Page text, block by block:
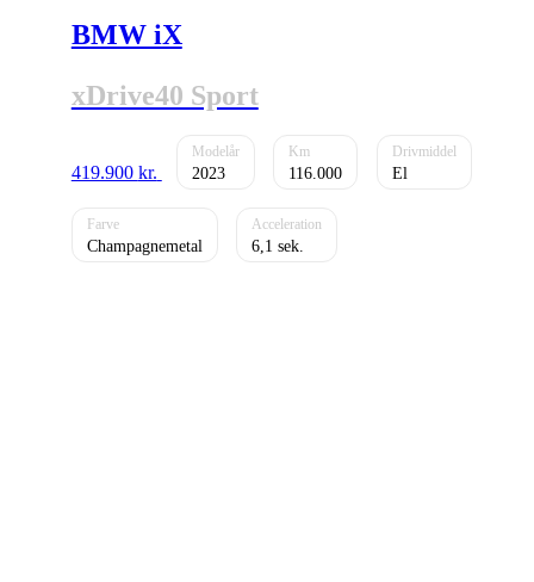
BMW iX
xDrive40 Sport
419.900 kr. 2023 116.000 El
Champagnemetal 6,1